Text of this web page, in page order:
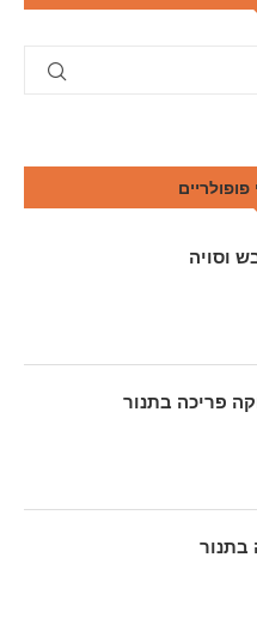
וסויה
פריכה בתנור
בתנור